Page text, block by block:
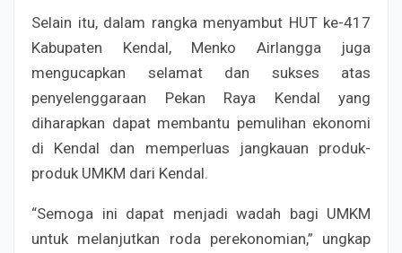
Selain itu, dalam rangka menyambut HUT ke-417
Kabupaten Kendal, Menko Airlangga juga
mengucapkan selamat dan sukses atas
penyelenggaraan Pekan Raya Kendal yang
diharapkan dapat membantu pemulihan ekonomi
di Kendal dan memperluas jangkauan produk-
produk UMKM dari Kendal.
“Semoga ini dapat menjadi wadah bagi UMKM
untuk melanjutkan roda perekonomian,” ungkap